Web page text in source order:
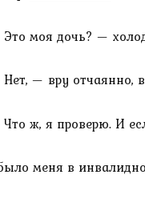
моя дочь? —
— вру отчаянно,
ж, я проверю. И
меня в